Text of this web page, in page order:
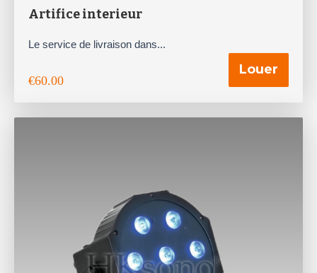
Artifice interieur
Le service de livraison dans...
€60.00
Louer